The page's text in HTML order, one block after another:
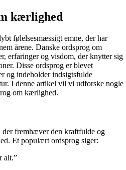
kærlighed
følelsesmæssigt emne, der har
årene. Danske ordsprog om
erfaringer og visdom, der knytter sig
Disse ordsprog er blevet
og indeholder indsigtsfulde
I denne artikel vil vi udforske nogle
om kærlighed.
der fremhæver den kraftfulde og
Et populært ordsprog siger:
alt.”